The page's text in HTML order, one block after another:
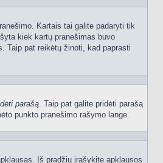
Kartais tai galite padaryti tik
kiek kartų pranešimas buvo
Taip pat reikėtų žinoti, kad paprasti
parašą. Taip pat galite pridėti parašą
punkto pranešimo rašymo lange.
Iš pradžių įrašykite apklausos